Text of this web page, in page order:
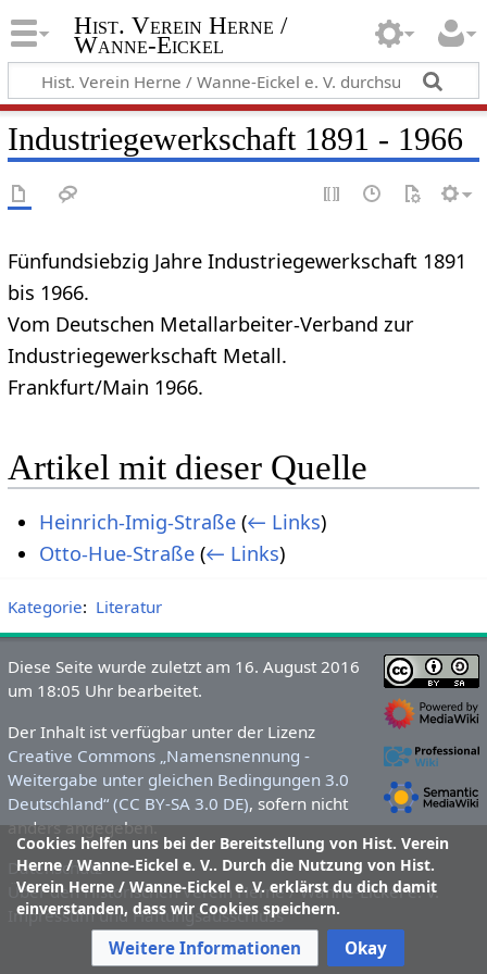
Hist. Verein Herne /
Wanne-Eickel
Industriegewerkschaft 1891 - 1966
Fünfundsiebzig Jahre Industriegewerkschaft 1891
bis 1966.
Vom Deutschen Metallarbeiter-Verband zur
Industriegewerkschaft Metall.
Frankfurt/Main 1966.
Artikel mit dieser Quelle
Heinrich-Imig-Straße (← Links)
Otto-Hue-Straße (← Links)
Kategorie: Literatur
Cookies helfen uns bei der Bereitstellung von Hist. Verein
Herne / Wanne-Eickel e. V.. Durch die Nutzung von Hist.
Verein Herne / Wanne-Eickel e. V. erklärst du dich damit
einverstanden, dass wir Cookies speichern.
Weitere Informationen Okay
Diese Seite wurde zuletzt am 16. August 2016
um 18:05 Uhr bearbeitet.
Der Inhalt ist verfügbar unter der Lizenz
Creative Commons „Namensnennung -
Weitergabe unter gleichen Bedingungen 3.0
Deutschland“ (CC BY-SA 3.0 DE), sofern nicht
anders angegeben.
Datenschutz
Über den Historischen Verein Herne / Wanne-Eickel e. V.
Impressum und Haftungsausschluss